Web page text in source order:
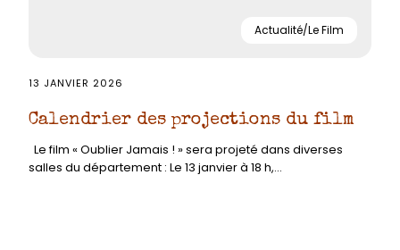
Actualité/Le Film
13 JANVIER 2026
Calendrier des projections du film
Le film « Oublier Jamais ! » sera projeté dans diverses
salles du département : Le 13 janvier à 18 h,...